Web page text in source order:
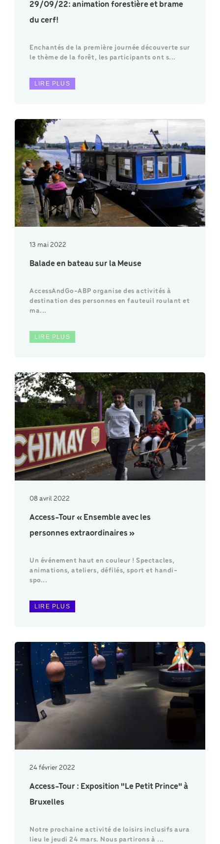
29/09/22: animation forestière et brame
du cerf!
Enchantés de la première journée découverte sur
le thème de la forêt, les participants ont s...
LIRE PLUS
13 mai 2022
Balade en bateau sur la Meuse
AccessAndGo-ABP organise des activités à
destination des personnes en fauteuil roulant et
ma...
LIRE PLUS
08 avril 2022
Access-Tour « Ensemble avec les
personnes extraordinaires »
Un événement haut en couleur ! Spectacles,
animations, ateliers, défilés, sport et handi-
spo...
LIRE PLUS
24 février 2022
Access-Tour : Exposition "Le Petit Prince" à
Bruxelles
Notre prochaine activité de loisirs inclusifs aura
lieu le jeudi 24 mars. Nous partirons à ...